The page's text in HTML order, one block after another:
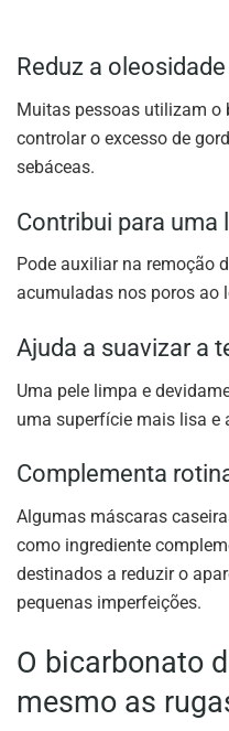
Reduz a oleosidade
Muitas pessoas utilizam o
controlar o excesso de
sebáceas.
Contribui para uma
Pode auxiliar na remoção
acumuladas nos poros ao
Ajuda a suavizar a
Uma pele limpa e
uma superfície mais lisa e
Complementa
Algumas máscaras
como ingrediente
destinados a reduzir o
pequenas imperfeições.
O bicarbonato
mesmo as